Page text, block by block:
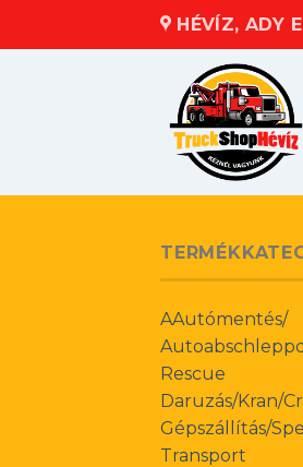
HÉVÍZ, ADY
AAutómentés/
Rescue
Daruzás/Kran/
Gépszállítás/
Transport